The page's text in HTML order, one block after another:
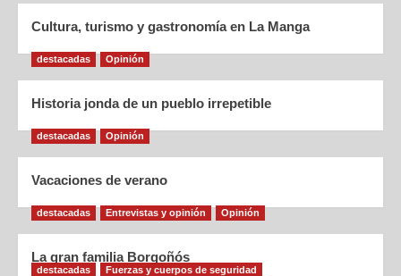
Cultura, turismo y gastronomía en La Manga
destacadas Opinión
Historia jonda de un pueblo irrepetible
destacadas Opinión
Vacaciones de verano
destacadas Entrevistas y opinión Opinión
La gran familia Borgoñós
destacadas
Fuerzas y cuerpos de seguridad